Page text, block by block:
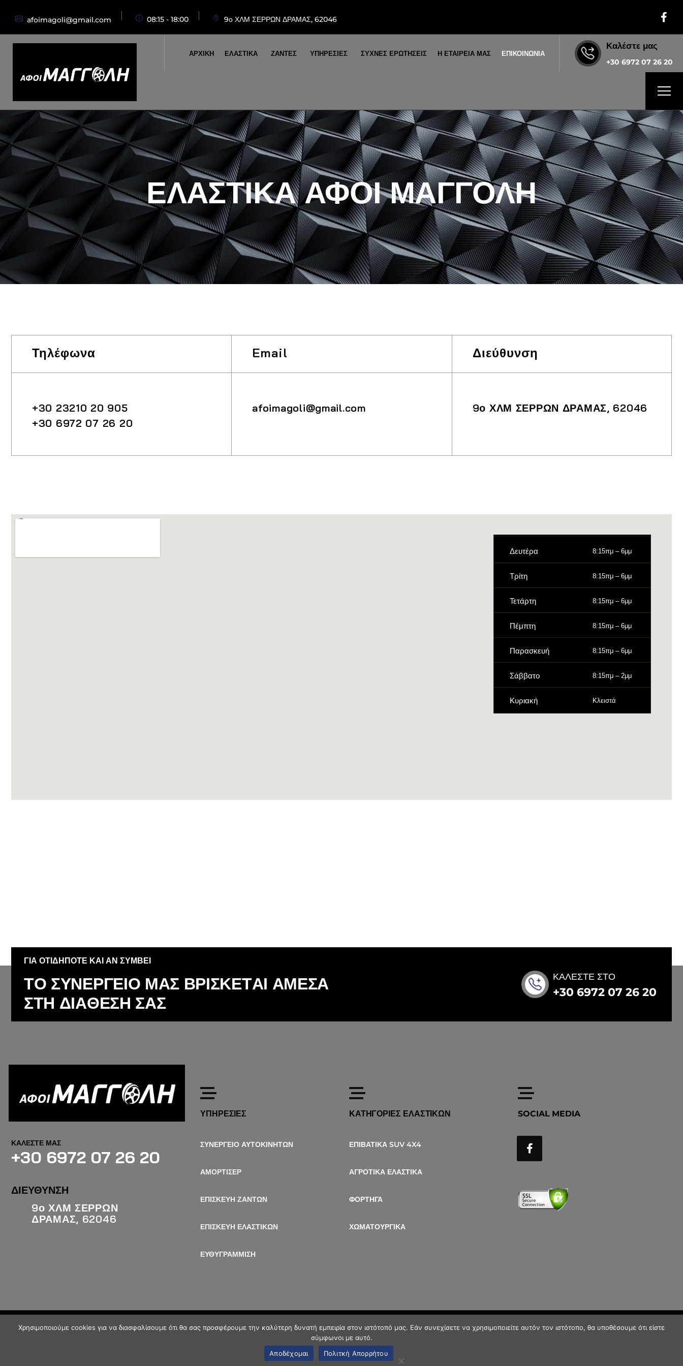
afoimagoli@gmail.com 08:15 - 18:00 9ο ΧΛΜ ΣΕΡΡΩΝ ΔΡΑΜΑΣ, 62046
ΑΡΧΙΚΗ ΕΛΑΣΤΙΚΑ ΖΑΝΤΕΣ ΥΠΗΡΕΣΙΕΣ ΣΥΧΝΕΣ ΕΡΩΤΗΣΕΙΣ Η ΕΤΑΙΡΕΙΑ ΜΑΣ ΕΠΙΚΟΙΝΩΝΙΑ
Καλέστε μας
+30 6972 07 26 20
ΕΛΑΣΤΙΚΑ ΑΦΟΙ ΜΑΓΓΟΛΗ
Τηλέφωνα
+30 23210 20 905
+30 6972 07 26 20
Email
afoimagoli@gmail.com
Διεύθυνση
9ο ΧΛΜ ΣΕΡΡΩΝ ΔΡΑΜΑΣ, 62046
Δευτέρα 8:15πμ – 6μμ
Τρίτη 8:15πμ – 6μμ
Τετάρτη 8:15πμ – 6μμ
Πέμπτη 8:15πμ – 6μμ
Παρασκευή 8:15πμ – 6μμ
Σάββατο 8:15πμ – 2μμ
Κυριακή Κλειστά
ΓΙΑ ΟΤΙΔΗΠΟΤΕ ΚΑΙ ΑΝ ΣΥΜΒΕΙ
ΤΟ ΣΥΝΕΡΓΕΙΟ ΜΑΣ ΒΡΙΣΚΕΤΑΙ ΑΜΕΣΑ
ΣΤΗ ΔΙΑΘΕΣΗ ΣΑΣ
ΚΑΛΕΣΤΕ ΣΤΟ
+30 6972 07 26 20
ΚΑΛΕΣΤΕ ΜΑΣ
+30 6972 07 26 20
ΔΙΕΥΘΥΝΣΗ
9ο ΧΛΜ ΣΕΡΡΩΝ
ΔΡΑΜΑΣ, 62046
ΥΠΗΡΕΣΙΕΣ
ΣΥΝΕΡΓΕΙΟ ΑΥΤΟΚΙΝΗΤΩΝ
ΑΜΟΡΤΙΣΕΡ
ΕΠΙΣΚΕΥΗ ΖΑΝΤΩΝ
ΕΠΙΣΚΕΥΗ ΕΛΑΣΤΙΚΩΝ
ΕΥΘΥΓΡΑΜΜΙΣΗ
ΚΑΤΗΓΟΡΙΕΣ ΕΛΑΣΤΙΚΩΝ
ΕΠΙΒΑΤΙΚΑ SUV 4X4
ΑΓΡΟΤΙΚΑ ΕΛΑΣΤΙΚΑ
ΦΟΡΤΗΓΑ
ΧΩΜΑΤΟΥΡΓΙΚΑ
SOCIAL MEDIA
© inspired bylynx
Χρησιμοποιούμε cookies για να διασφαλίσουμε ότι θα σας προσφέρουμε την καλύτερη δυνατή εμπειρία στον ιστότοπό μας. Εάν συνεχίσετε να χρησιμοποιείτε αυτόν τον ιστότοπο, θα υποθέσουμε ότι είστε
σύμφωνοι με αυτό.
Αποδέχομαι
Πολιτκή Απορρήτου